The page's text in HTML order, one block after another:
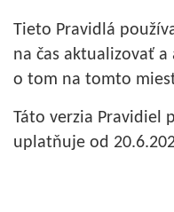
Tieto Pravidlá
na čas aktualizovať a
o tom na tomto
Táto verzia Pravidiel
uplatňuje od